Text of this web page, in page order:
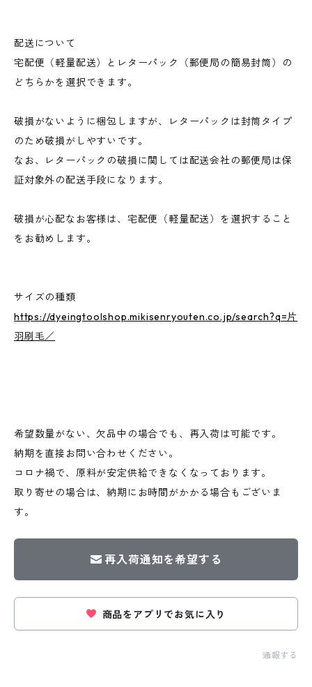
配送について
宅配便（軽量配送）とレターパック（郵便局の簡易封筒）の
どちらかを選択できます。
破損がないように梱包しますが、レターパックは封筒タイプ
のため破損がしやすいです。
なお、レターパックの破損に関しては配送会社の郵便局は保
証対象外の配送手段になります。
破損が心配なお客様は、宅配便（軽量配送）を選択すること
をお勧めします。
サイズの種類
https://dyeingtoolshop.mikisenryouten.co.jp/search?q=片
羽刷毛／
希望数量がない、欠品中の場合でも、再入荷は可能です。
納期を直接お問い合わせください。
コロナ禍で、原料が安定供給できなくなっております。
取り寄せの場合は、納期にお時間がかかる場合もございま
す。
再入荷通知を希望する
商品をアプリでお気に入り
通報する